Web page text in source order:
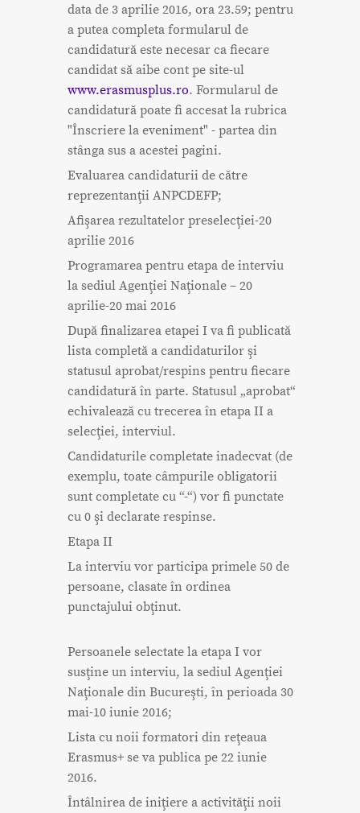
data de 3 aprilie 2016, ora 23.59; pentru
a putea completa formularul de
candidatură este necesar ca fiecare
candidat să aibe cont pe site-ul
www.erasmusplus.ro. Formularul de
candidatură poate fi accesat la rubrica
"Înscriere la eveniment" - partea din
stânga sus a acestei pagini.
Evaluarea candidaturii de către
reprezentanţii ANPCDEFP;
Afişarea rezultatelor preselecţiei-20
aprilie 2016
Programarea pentru etapa de interviu
la sediul Agenţiei Naţionale – 20
aprilie-20 mai 2016
După finalizarea etapei I va fi publicată
lista completă a candidaturilor şi
statusul aprobat/respins pentru fiecare
candidatură în parte. Statusul „aprobat“
echivalează cu trecerea în etapa II a
selecţiei, interviul.
Candidaturile completate inadecvat (de
exemplu, toate câmpurile obligatorii
sunt completate cu “-“) vor fi punctate
cu 0 şi declarate respinse.
Etapa II
La interviu vor participa primele 50 de
persoane, clasate în ordinea
punctajului obţinut.
Persoanele selectate la etapa I vor
susţine un interviu, la sediul Agenţiei
Naţionale din Bucureşti, în perioada 30
mai-10 iunie 2016;
Lista cu noii formatori din reţeaua
Erasmus+ se va publica pe 22 iunie
2016.
Întâlnirea de iniţiere a activităţii noii